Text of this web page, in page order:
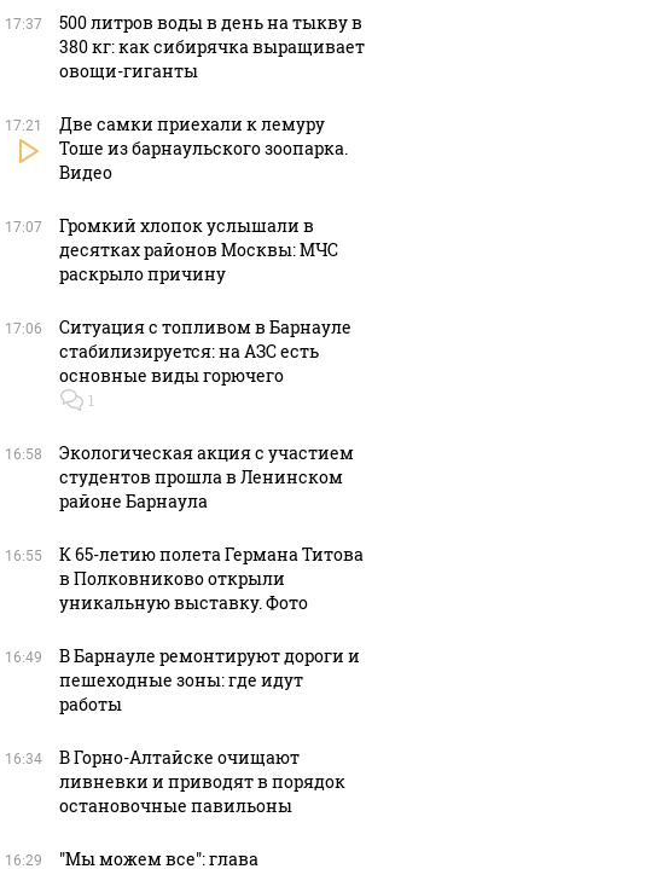
Таких событий не
было с 1945: чего
ждать всем нам?
В магазинах России
ажиотаж из-за этого
17:37
500 литров воды в день на тыкву в
380 кг: как сибирячка выращивает
овощи-гиганты
17:21
Две самки приехали к лемуру
Тоше из барнаульского зоопарка.
Видео
17:07
Громкий хлопок услышали в
десятках районов Москвы: МЧС
раскрыло причину
17:06
Ситуация с топливом в Барнауле
стабилизируется: на АЗС есть
основные виды горючего
1
16:58
Экологическая акция с участием
студентов прошла в Ленинском
районе Барнаула
16:55
К 65-летию полета Германа Титова
в Полковниково открыли
уникальную выставку. Фото
16:49
В Барнауле ремонтируют дороги и
пешеходные зоны: где идут
работы
16:34
В Горно-Алтайске очищают
ливневки и приводят в порядок
остановочные павильоны
16:29 "Мы можем все": глава